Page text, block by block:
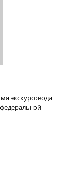
экскурсовода
федеральной